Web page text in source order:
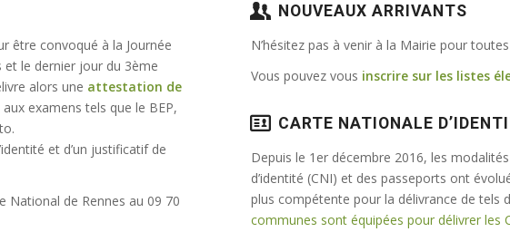
être convoqué à la Journée
et le dernier jour du 3ème
alors une attestation de
examens tels que le BEP,
et d’un justificatif de
National de Rennes au 09 70
NOUVEAUX ARRIVANTS
N’hésitez pas à venir à la Mairie pour
Vous pouvez vous inscrire sur les listes
CARTE NATIONALE
Depuis le 1er décembre 2016, les
d’identité (CNI) et des passeports ont
plus compétente pour la délivrance de tels
communes sont équipées pour délivrer les